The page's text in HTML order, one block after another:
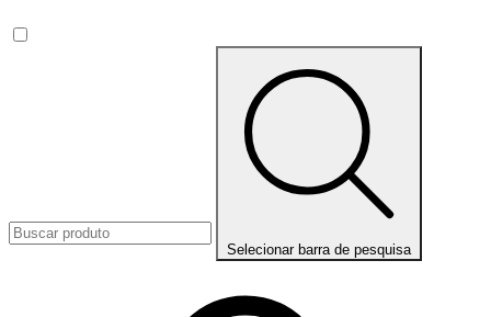
Selecionar barra de pesquisa